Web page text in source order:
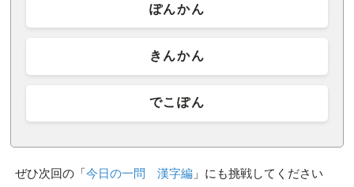
ぽんかん
きんかん
でこぽん
ぜひ次回の「今日の一問 漢字編」にも挑戦してください